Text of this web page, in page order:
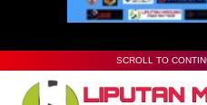
SCROLL TO